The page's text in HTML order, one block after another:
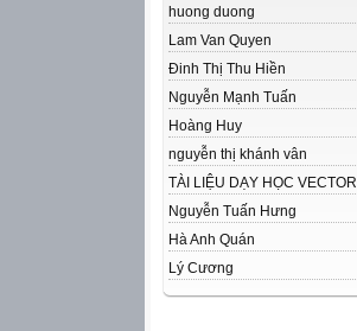
huong duong
Lam Van Quyen
Đinh Thị Thu Hiền
Nguyễn Mạnh Tuấn
Hoàng Huy
nguyễn thị khánh vân
TÀI LIỆU DẠY HỌC VECTOR
Nguyễn Tuấn Hưng
Hà Anh Quán
Lý Cương